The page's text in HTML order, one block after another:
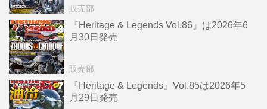
販売部
『Heritage & Legends Vol.86』は2026年6
月30日発売
販売部
『Heritage & Legends』Vol.85は2026年5
月29日発売